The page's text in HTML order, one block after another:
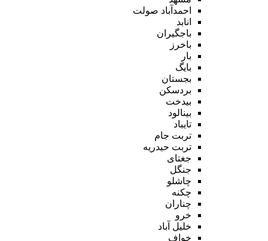
احمدآباد صولت
انابد
باجگیران
باخرز
بار
بایگ
بجستان
بردسکن
بیدخت
بینالود
تایباد
تربت جام
تربت حیدریه
جغتای
جنگل
چاشلو
چکنه
چناران
خرو
خلیل آباد
خواف